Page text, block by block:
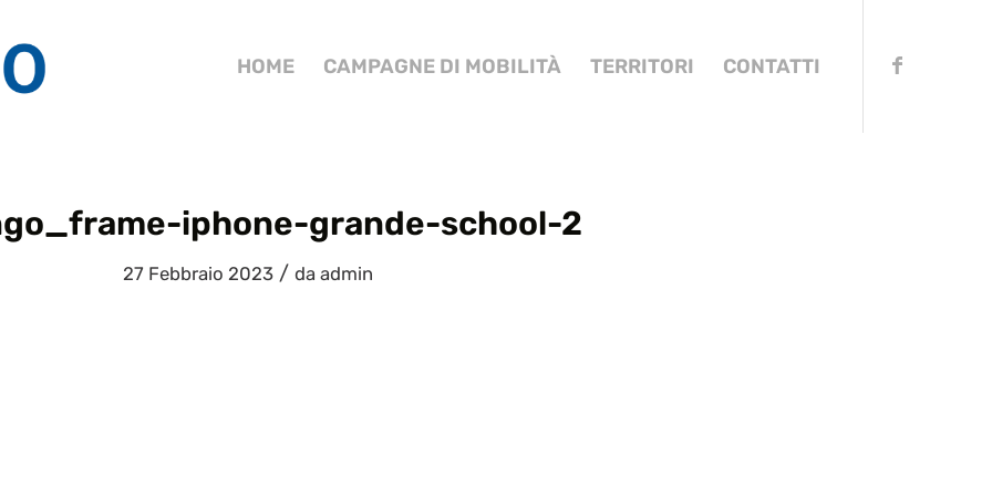
HOME CAMPAGNE DI MOBILITÀ TERRITORI CONTATTI
iphone-grande-school-2
27 Febbraio 2023 / da admin